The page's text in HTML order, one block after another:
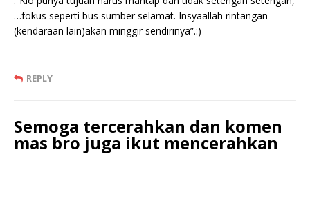
…fokus seperti bus sumber selamat. Insyaallah rintangan
(kendaraan lain)akan minggir sendirinya”.:)
REPLY
Semoga tercerahkan dan komen
mas bro juga ikut mencerahkan